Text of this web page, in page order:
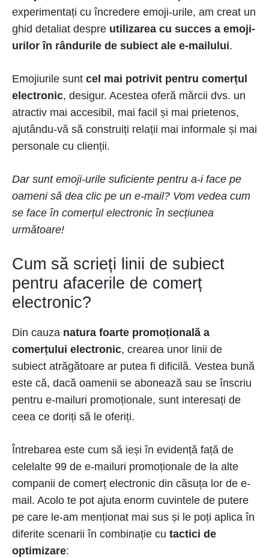
experimentați cu încredere emoji-urile, am creat un
ghid detaliat despre utilizarea cu succes a emoji-
urilor în rândurile de subiect ale e-mailului.
Emojiurile sunt cel mai potrivit pentru comerțul
electronic, desigur. Acestea oferă mărcii dvs. un
atractiv mai accesibil, mai facil și mai prietenos,
ajutându-vă să construiți relații mai informale și mai
personale cu clienții.
Dar sunt emoji-urile suficiente pentru a-i face pe
oameni să dea clic pe un e-mail? Vom vedea cum
se face în comerțul electronic în secțiunea
următoare!
Cum să scrieți linii de subiect
pentru afacerile de comerț
electronic?
Din cauza natura foarte promoțională a
comerțului electronic, crearea unor linii de
subiect atrăgătoare ar putea fi dificilă. Vestea bună
este că, dacă oamenii se abonează sau se înscriu
pentru e-mailuri promoționale, sunt interesați de
ceea ce doriți să le oferiți.
Întrebarea este cum să ieși în evidență față de
celelalte 99 de e-mailuri promoționale de la alte
companii de comerț electronic din căsuța lor de e-
mail. Acolo te pot ajuta enorm cuvintele de putere
pe care le-am menționat mai sus și le poți aplica în
diferite scenarii în combinație cu tactici de
optimizare: